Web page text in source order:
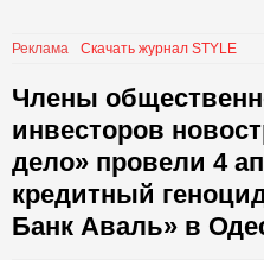
Реклама Скачать журнал STYLE
Члены
инвесторов
дело» провели 4
кредитный
Банк Аваль» в